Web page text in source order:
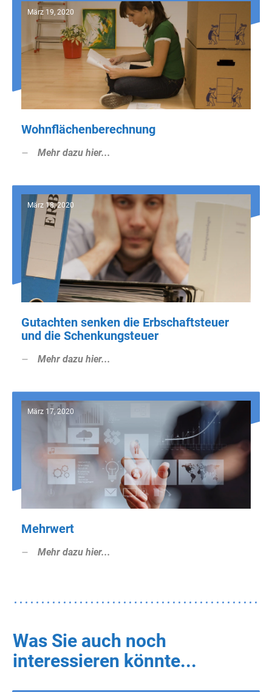
März 19, 2020
Wohnflächenberechnung
Mehr dazu hier...
März 18, 2020
Gutachten senken die Erbschaftsteuer
und die Schenkungsteuer
Mehr dazu hier...
März 17, 2020
Mehrwert
Mehr dazu hier...
Was Sie auch noch
interessieren könnte...